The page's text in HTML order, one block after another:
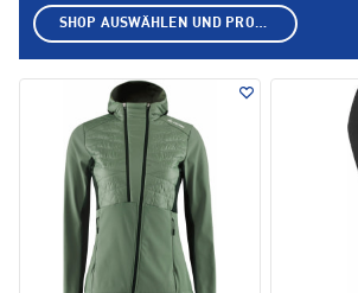
SHOP AUSWÄHLEN UND PRODUKTE ANZEIGEN